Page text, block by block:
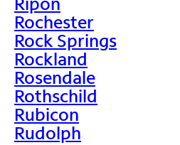
Rochester
Rock Springs
Rockland
Rosendale
Rothschild
Rubicon
Rudolph